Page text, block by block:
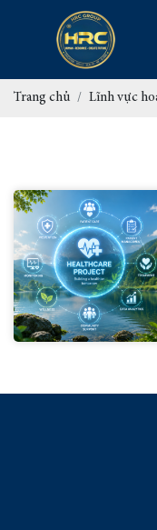
Trang chủ Lĩnh vực